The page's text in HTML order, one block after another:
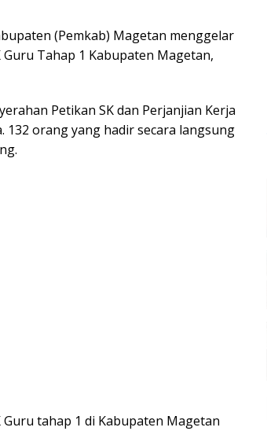
(Pemkab) Magetan menggelar
Tahap 1 Kabupaten Magetan,
Petikan SK dan Perjanjian Kerja
132 orang yang hadir secara langsung
Guru tahap 1 di Kabupaten Magetan